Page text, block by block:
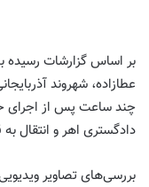
بر اساس گزارشات
عطازاده، شهروند
چند ساعت پس از اجرای
دادگستری اهر و انتقال
بررسی‌های تصاویر